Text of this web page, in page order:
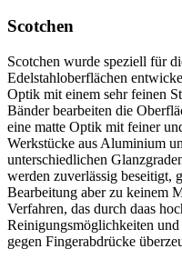
Scotchen
Scotchen wurde speziell für
Edelstahloberflächen
Optik mit einem sehr feinen
Bänder bearbeiten die
eine matte Optik mit feiner
Werkstücke aus Aluminium
unterschiedlichen
werden zuverlässig beseitigt,
Bearbeitung aber zu keinem
Verfahren, das durch daas
Reinigungsmöglichkeiten
gegen Fingerabdrücke